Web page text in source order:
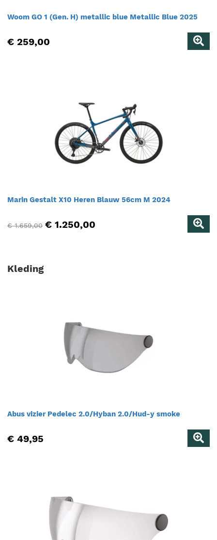
Woom GO 1 (Gen. H) metallic blue Metallic Blue 2025
€ 259,00
Marin Gestalt X10 Heren Blauw 56cm M 2024
€ 1.659,00 € 1.250,00
Kleding
Abus vizier Pedelec 2.0/Hyban 2.0/Hud-y smoke
€ 49,95